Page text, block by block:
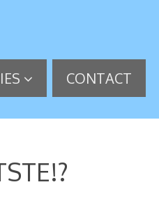
CONTACT